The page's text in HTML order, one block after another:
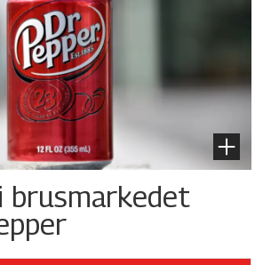
brusmarkedet